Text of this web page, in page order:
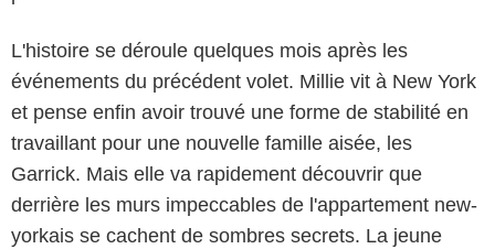
L'histoire se déroule quelques mois après les
événements du précédent volet. Millie vit à New York
et pense enfin avoir trouvé une forme de stabilité en
travaillant pour une nouvelle famille aisée, les
Garrick. Mais elle va rapidement découvrir que
derrière les murs impeccables de l'appartement new-
yorkais se cachent de sombres secrets. La jeune